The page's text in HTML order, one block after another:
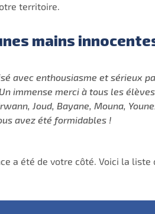
territoire.
mains
avec enthousiasme et sérieux
immense merci à tous les
Joud, Bayane, Mouna,
avez été formidables !
a été de votre côté. Voici la